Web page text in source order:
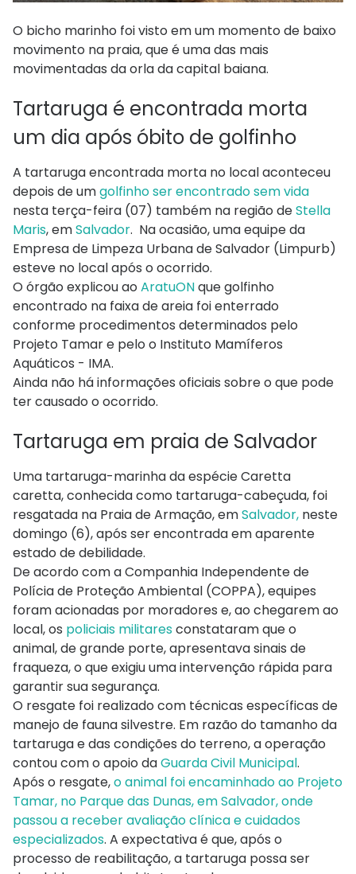
O bicho marinho foi visto em um momento de baixo
movimento na praia, que é uma das mais
movimentadas da orla da capital baiana.
Tartaruga é encontrada morta
um dia após óbito de golfinho
A tartaruga encontrada morta no local aconteceu
depois de umgolfinho ser encontrado sem vida
nesta terça-feira (07) também na região deStella
Maris, emSalvador. Na ocasião, uma equipe da
Empresa de Limpeza Urbana de Salvador (Limpurb)
esteve no local após o ocorrido.
O órgão explicou ao AratuONque golfinho
encontrado na faixa de areia foi enterrado
conforme procedimentos determinados pelo
Projeto Tamar e pelo o Instituto Mamíferos
Aquáticos - IMA.
Ainda não há informações oficiais sobre o que pode
ter causado o ocorrido.
Tartaruga em praia de Salvador
Uma tartaruga-marinha da espécie Caretta
caretta, conhecida como tartaruga-cabeçuda, foi
resgatada na Praia de Armação, emSalvador, neste
domingo (6), após ser encontrada em aparente
estado de debilidade.
De acordo com a Companhia Independente de
Polícia de Proteção Ambiental (COPPA), equipes
foram acionadas por moradores e, ao chegarem ao
local, os policiais militaresconstataram que o
animal, de grande porte, apresentava sinais de
fraqueza, o que exigiu uma intervenção rápida para
garantir sua segurança.
O resgate foi realizado com técnicas específicas de
manejo de fauna silvestre. Em razão do tamanho da
tartaruga e das condições do terreno, a operação
contou com o apoio daGuarda Civil Municipal.
Após o resgate,o animal foi encaminhado ao Projeto
Tamar, no Parque das Dunas, em Salvador, onde
passou a receber avaliação clínica e cuidados
especializados. A expectativa é que, após o
processo de reabilitação, a tartaruga possa ser